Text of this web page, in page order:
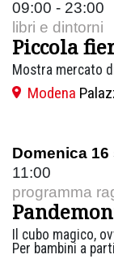
09:00 - 23:00
libri e dintorni
Piccola
Mostra mercato
Modena
Domenica 16
11:00
programma
Il cubo magico,
Per bambini a